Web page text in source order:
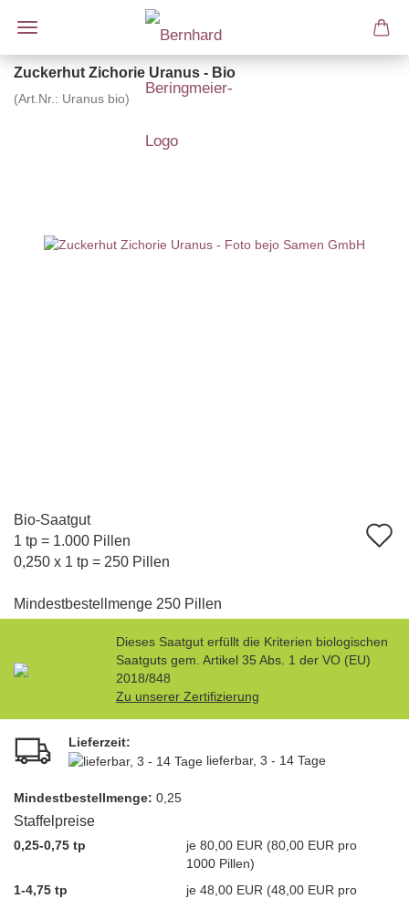
Zuckerhut Zichorie Uranus - Bio
(Art.Nr.: Uranus bio)
Bio-Saatgut
1 tp = 1.000 Pillen
0,250 x 1 tp = 250 Pillen
Mindestbestellmenge 250 Pillen
Dieses Saatgut erfüllt die Kriterien biologischen
Saatguts gem. Artikel 35 Abs. 1 der VO (EU)
2018/848
Zu unserer Zertifizierung
Lieferzeit:
lieferbar, 3 - 14 Tage
Mindest­bestellmenge: 0,25
Staffelpreise
0,25-0,75 tp
je 80,00 EUR (80,00 EUR pro
1000 Pillen)
1-4,75 tp
je 48,00 EUR (48,00 EUR pro